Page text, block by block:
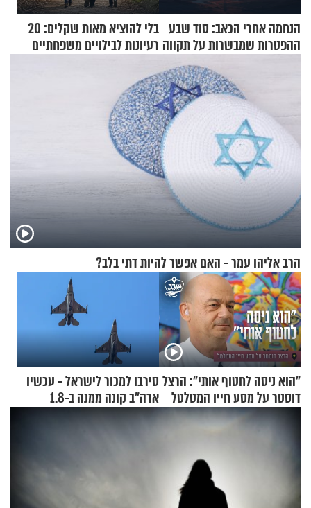
הנחמה אחרי הכאב: סוד שבע
ההפטרות שמבשרות על תקווה
בלי להוציא מאות שקלים: 20
רעיונות לבילויים משפחתיים
הרב אליהו עמר - האם אפשר להיות דתי בלב?
"הוא ניסה לחטוף אותי": הרצל
דוסטר על מסע חייו המטלטל
סירבו למכור לישראל - עכשיו
ארה"ב קונה ממנה ב-1.8
מיליארד דולר